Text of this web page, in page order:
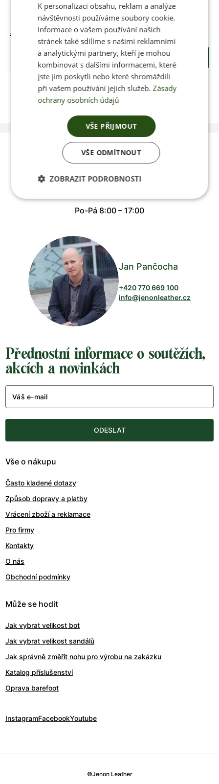
Jenon Leather Business BLUELINE
3450 Kč
Poradíme vám s
výběrem
Po-Pá 8:00 – 17:00
Jan Pančocha
+420 770 669 100
info@jenonleather.cz
Přednostní informace o soutěžích,
akcích a novinkách
Váš e-mail
ODESLAT
Vše o nákupu
Často kladené dotazy
Způsob dopravy a platby
Vrácení zboží a reklamace
Pro firmy
Kontakty
O nás
Obchodní podmínky
Může se hodit
Jak vybrat velikost bot
Jak vybrat velikost sandálů
Jak správně změřit nohu pro výrobu na zakázku
Katalog příslušenství
Oprava barefoot
InstagramFacebookYoutube
©Jenon Leather
ENGLISH
K personalizaci obsahu, reklam a analýze
návštěvnosti používáme soubory cookie.
Informace o vašem používání našich
stránek také sdílíme s našimi reklamními
a analytickými partnery, kteří je mohou
kombinovat s dalšími informacemi, které
jste jim poskytli nebo které shromáždili
při vašem používání jejich služeb. Zásady
ochrany osobních údajů
VŠE PŘIJMOUT
VŠE ODMÍTNOUT
ZOBRAZIT PODROBNOSTI